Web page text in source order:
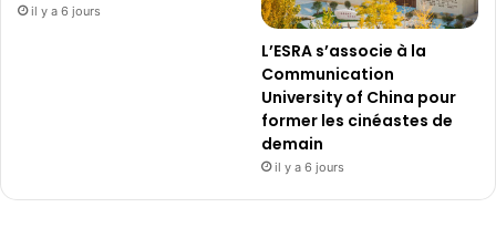
il y a 6 jours
L’ESRA s’associe à la
Communication
University of China pour
former les cinéastes de
demain
il y a 6 jours